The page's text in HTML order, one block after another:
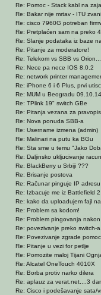
Re: Pomoc - Stack kabl na
Re: Bakar nije mrtav - ITU
Re: cisco 7960G potreban
Re: Pretplaćen sam na preko
Re: Slanje podataka iz baze
Re: Pitanje za moderatore!
Re: Telekom vs SBB vs
Re: Nece pa nece IOS 8.0.2
Re: network printer
Re: iPhone 6 i 6 Plus, prvi
Re: MUM u Beogradu 09.10.14
Re: TPlink 19" switch GBe
Re: Pitanja vezana za
Re: Nova ponuda SBB-a
Re: Username izmena (admin)
Re: Malinari na putu ka BGu
Re: Sta sme u temu "Jako
Re: Daljinsko ukljucivanje
Re: BlackBerry u Srbiji ???
Re: Brisanje postova
Re: Računar pinguje IP
Re: Izbacuje me iz Battlefield 2
Re: kako da uploadujem fajl
Re: Problem sa kodom!
Re: Problem pingovanja
Re: povezivanje preko switch-a
Re: Povezivanje zgrade
Re: Pitanje u vezi for petlje
Re: Pomozite maloj Tijani
Re: Alcatel OneTouch 4010X
Re: Borba protiv narko dilera
Re: aplauz za verat.net....3
Re: Cisco i podešavanje sata/